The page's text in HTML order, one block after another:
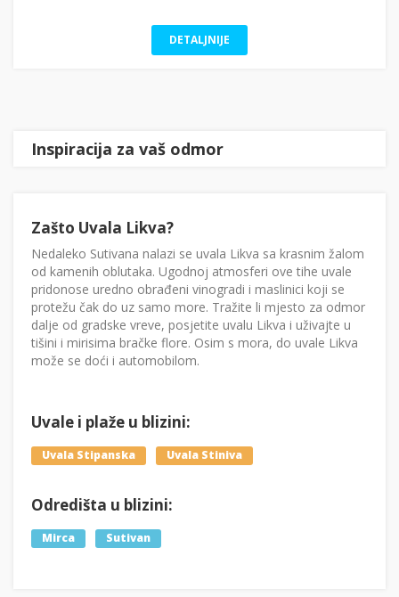
DETALJNIJE
Inspiracija za vaš odmor
Zašto Uvala Likva?
Nedaleko Sutivana nalazi se uvala Likva sa krasnim žalom
od kamenih oblutaka. Ugodnoj atmosferi ove tihe uvale
pridonose uredno obrađeni vinogradi i maslinici koji se
protežu čak do uz samo more. Tražite li mjesto za odmor
dalje od gradske vreve, posjetite uvalu Likva i uživajte u
tišini i mirisima bračke flore. Osim s mora, do uvale Likva
može se doći i automobilom.
Uvale i plaže u blizini:
Uvala Stipanska Uvala Stiniva
Odredišta u blizini:
Mirca Sutivan